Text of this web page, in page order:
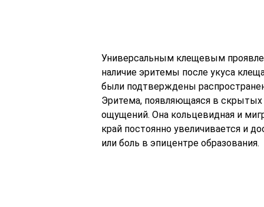
Универсальным клещевым
наличие эритемы после укуса
были подтверждены
Эритема, появляющаяся в скрытых
ощущений. Она кольцевидная и
край постоянно увеличивается и
или боль в эпицентре образования.